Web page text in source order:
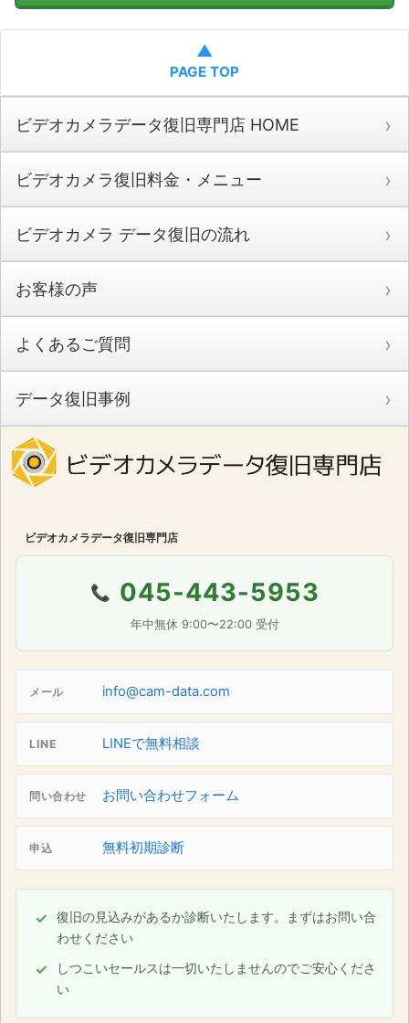
▲
PAGE TOP
ビデオカメラデータ復旧専門店 HOME
ビデオカメラ復旧料金・メニュー
ビデオカメラ データ復旧の流れ
お客様の声
よくあるご質問
データ復旧事例
ビデオカメラデータ復旧専門店
📞 045-443-5953
年中無休 9:00〜22:00 受付
メール info@cam-data.com
LINE LINEで無料相談
問い合わせ お問い合わせフォーム
申込 無料初期診断
復旧の見込みがあるか診断いたします。まずはお問い合
わせください
しつこいセールスは一切いたしませんのでご安心くださ
い